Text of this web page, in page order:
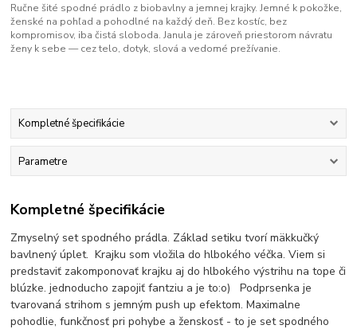
Ručne šité spodné prádlo z biobavlny a jemnej krajky. Jemné k pokožke,
ženské na pohľad a pohodlné na každý deň. Bez kostíc, bez
kompromisov, iba čistá sloboda. Janula je zároveň priestorom návratu
ženy k sebe — cez telo, dotyk, slová a vedomé prežívanie.
Kompletné špecifikácie
Parametre
Kompletné špecifikácie
Zmyselný set spodného prádla. Základ setiku tvorí mäkkučký
bavlnený úplet. Krajku som vložila do hlbokého véčka. Viem si
predstaviť zakomponovať krajku aj do hlbokého výstrihu na tope či
blúzke. jednoducho zapojiť fantziu a je to:o) Podprsenka je
tvarovaná strihom s jemným push up efektom. Maximalne
pohodlie, funkčnosť pri pohybe a ženskosť - to je set spodného